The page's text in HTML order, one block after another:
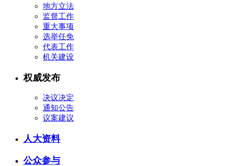
地方立法
监督工作
重大事项
选举任免
代表工作
机关建设
权威发布
决议决定
通知公告
议案建议
人大资料
公众参与